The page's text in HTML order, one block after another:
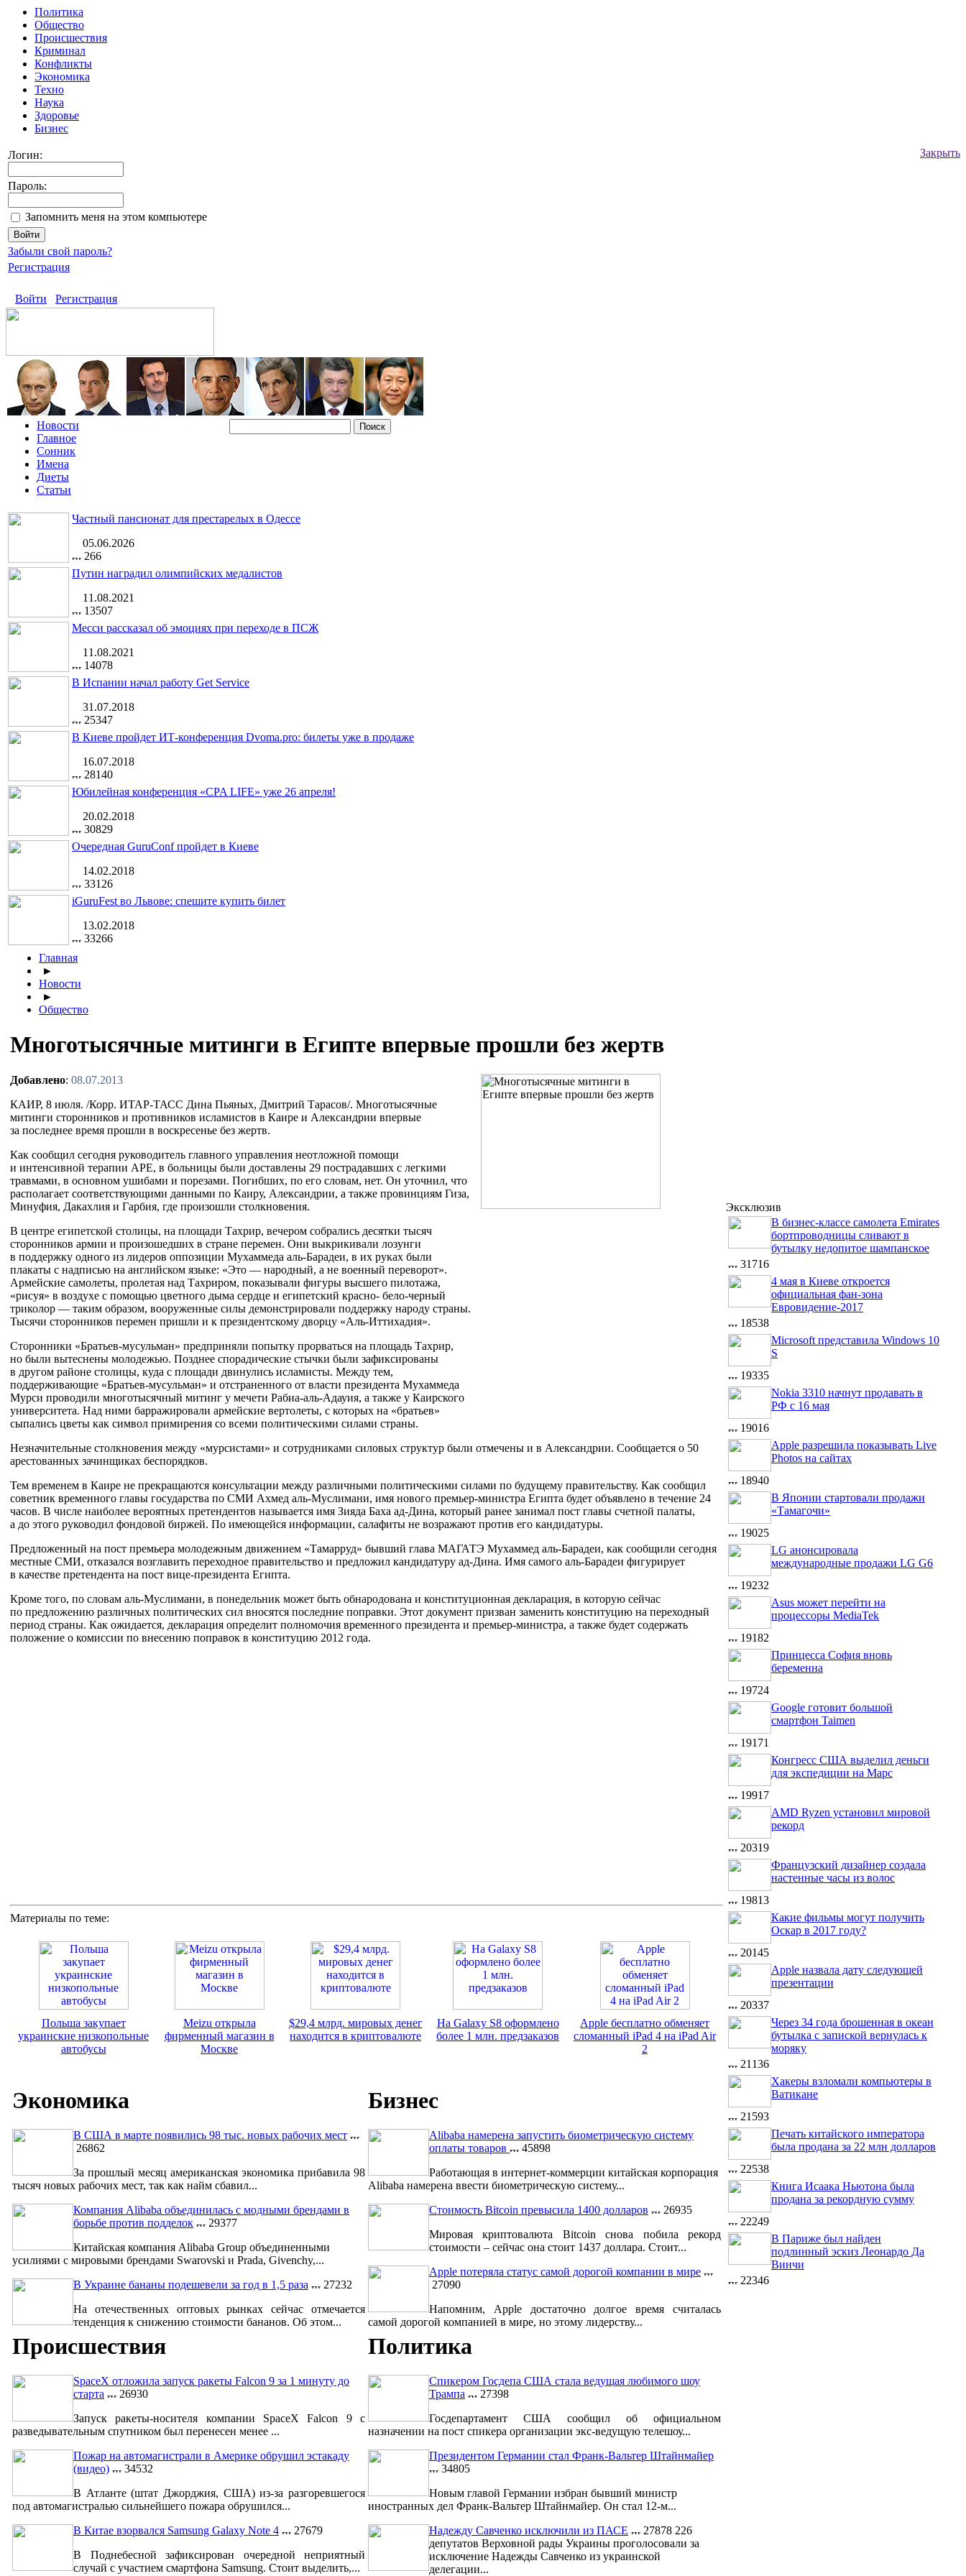
Политика
Общество
Происшествия
Криминал
Конфликты
Экономика
Техно
Наука
Здоровье
Бизнес
Закрыть
Логин:
Пароль:
Запомнить меня на этом компьютере
Забыли свой пароль?
Регистрация
Войти Регистрация
Новости
Главное
Сонник
Имена
Диеты
Статьи
Частный пансионат для престарелых в Одессе
05.06.2026
266
Путин наградил олимпийских медалистов
11.08.2021
13507
Месси рассказал об эмоциях при переходе в ПСЖ
11.08.2021
14078
В Испании начал работу Get Service
31.07.2018
25347
В Киеве пройдет ИТ-конференция Dvoma.pro: билеты уже в продаже
16.07.2018
28140
Юбилейная конференция «CPA LIFE» уже 26 апреля!
20.02.2018
30829
Очередная GuruConf пройдет в Киеве
14.02.2018
33126
iGuruFest во Львове: спешите купить билет
13.02.2018
33266
Главная
►
Новости
►
Общество
Многотысячные митинги в Египте впервые прошли без жертв
Добавлено: 08.07.2013
КАИР, 8 июля. /Корр. ИТАР-ТАСС Дина Пьяных, Дмитрий Тарасов/. Многотысячные
митинги сторонников и противников исламистов в Каире и Александрии впервые
за последнее время прошли в воскресенье без жертв.
Как сообщил сегодня руководитель главного управления неотложной помощи
и интенсивной терапии АРЕ, в больницы были доставлены 29 пострадавших с легкими
травмами, в основном ушибами и порезами. Погибших, по его словам, нет. Он уточнил, что
располагает соответствующими данными по Каиру, Александрии, а также провинциям Гиза,
Минуфия, Дакахлия и Гарбия, где произошли столкновения.
В центре египетской столицы, на площади Тахрир, вечером собрались десятки тысяч
сторонников армии и произошедших в стране перемен. Они выкрикивали лозунги
в поддержку одного из лидеров оппозиции Мухаммеда аль-Барадеи, в их руках были
плакаты с надписью на английском языке: «Это — народный, а не военный переворот».
Армейские самолеты, пролетая над Тахриром, показывали фигуры высшего пилотажа,
«рисуя» в воздухе с помощью цветного дыма сердце и египетский красно- бело-черный
триколор — таким образом, вооруженные силы демонстрировали поддержку народу страны.
Тысячи сторонников перемен пришли и к президентскому дворцу «Аль-Иттихадия».
Сторонники «Братьев-мусульман» предприняли попытку прорваться на площадь Тахрир,
но были вытеснены молодежью. Позднее спорадические стычки были зафиксированы
в другом районе столицы, куда с площади двинулись исламисты. Между тем,
поддерживающие «Братьев-мусульман» и отстраненного от власти президента Мухаммеда
Мурси проводили многотысячный митинг у мечети Рабиа-аль-Адауия, а также у Каирского
университета. Над ними барражировали армейские вертолеты, с которых на «братьев»
сыпались цветы как символ примирения со всеми политическими силами страны.
Незначительные столкновения между «мурсистами» и сотрудниками силовых структур были отмечены и в Александрии. Сообщается о 50
арестованных зачинщиках беспорядков.
Тем временем в Каире не прекращаются консультации между различными политическими силами по будущему правительству. Как сообщил
советник временного главы государства по СМИ Ахмед аль-Муслимани, имя нового премьер-министра Египта будет объявлено в течение 24
часов. В числе наиболее вероятных претендентов называется имя Зияда Баха ад-Дина, который ранее занимал пост главы счетной палаты,
а до этого руководил фондовой биржей. По имеющейся информации, салафиты не возражают против его кандидатуры.
Предложенный на пост премьера молодежным движением «Тамарруд» бывший глава МАГАТЭ Мухаммед аль-Барадеи, как сообщили сегодня
местные СМИ, отказался возглавить переходное правительство и предложил кандидатуру ад-Дина. Имя самого аль-Барадеи фигурирует
в качестве претендента на пост вице-президента Египта.
Кроме того, по словам аль-Муслимани, в понедельник может быть обнародована и конституционная декларация, в которую сейчас
по предложению различных политических сил вносятся последние поправки. Этот документ призван заменить конституцию на переходный
период страны. Как ожидается, декларация определит полномочия временного президента и премьер-министра, а также будет содержать
положение о комиссии по внесению поправок в конституцию 2012 года.
Материалы по теме:
Польша закупает
украинские низкопольные
автобусы
Meizu открыла
фирменный магазин в
Москве
$29,4 млрд. мировых денег
находится в криптовалюте
На Galaxy S8 оформлено
более 1 млн. предзаказов
Apple бесплатно обменяет
сломанный iPad 4 на iPad Air
2
Экономика
В США в марте появились 98 тыс. новых рабочих мест
26862
За прошлый месяц американская экономика прибавила 98
тысяч новых рабочих мест, так как найм сбавил...
Компания Alibaba объединилась с модными брендами в
борьбе против подделок
29377
Китайская компания Alibaba Group объединенными
усилиями с мировыми брендами Swarovski и Prada, Givenchy,...
В Украине бананы подешевели за год в 1,5 раза
27232
На отечественных оптовых рынках сейчас отмечается
тенденция к снижению стоимости бананов. Об этом...
Бизнес
Alibaba намерена запустить биометрическую систему
оплаты товаров
45898
Работающая в интернет-коммерции китайская корпорация
Alibaba намерена ввести биометрическую систему...
Стоимость Bitcoin превысила 1400 долларов
26935
Мировая криптовалюта Bitcoin снова побила рекорд
стоимости – сейчас она стоит 1437 доллара. Стоит...
Apple потеряла статус самой дорогой компании в мире
27090
Напомним, Apple достаточно долгое время считалась
самой дорогой компанией в мире, но этому лидерству...
Происшествия
SpaceX отложила запуск ракеты Falcon 9 за 1 минуту до
старта
26930
Запуск ракеты-носителя компании SpaceX Falcon 9 с
разведывательным спутником был перенесен менее ...
Пожар на автомагистрали в Америке обрушил эстакаду
(видео)
34532
В Атланте (штат Джорджия, США) из-за разгоревшегося
под автомагистралью сильнейшего пожара обрушился...
В Китае взорвался Samsung Galaxy Note 4
27679
В Поднебесной зафиксирован очередной неприятный
случай с участием смартфона Samsung. Стоит выделить,...
Политика
Спикером Госдепа США стала ведущая любимого шоу
Трампа
27398
Госдепартамент США сообщил об официальном
назначении на пост спикера организации экс-ведущую телешоу...
Президентом Германии стал Франк-Вальтер Штайнмайер
34805
Новым главой Германии избран бывший министр
иностранных дел Франк-Вальтер Штайнмайер. Он стал 12-м...
Надежду Савченко исключили из ПАСЕ
27878 226
депутатов Верховной рады Украины проголосовали за
исключение Надежды Савченко из украинской
делегации...
Эксклюзив
В бизнес-классе самолета Emirates
бортпроводницы сливают в
бутылку недопитое шампанское
31716
4 мая в Киеве откроется
официальная фан-зона
Евровидение-2017
18538
Microsoft представила Windows 10
S
19335
Nokia 3310 начнут продавать в
РФ с 16 мая
19016
Apple разрешила показывать Live
Photos на сайтах
18940
В Японии стартовали продажи
«Тамагочи»
19025
LG анонсировала
международные продажи LG G6
19232
Asus может перейти на
процессоры MediaTek
19182
Принцесса София вновь
беременна
19724
Google готовит большой
смартфон Taimen
19171
Конгресс США выделил деньги
для экспедиции на Марс
19917
AMD Ryzen установил мировой
рекорд
20319
Французский дизайнер создала
настенные часы из волос
19813
Какие фильмы могут получить
Оскар в 2017 году?
20145
Apple назвала дату следующей
презентации
20337
Через 34 года брошенная в океан
бутылка с запиской вернулась к
моряку
21136
Хакеры взломали компьютеры в
Ватикане
21593
Печать китайского императора
была продана за 22 млн долларов
22538
Книга Исаака Ньютона была
продана за рекордную сумму
22249
В Париже был найден
подлинный эскиз Леонардо Да
Винчи
22346